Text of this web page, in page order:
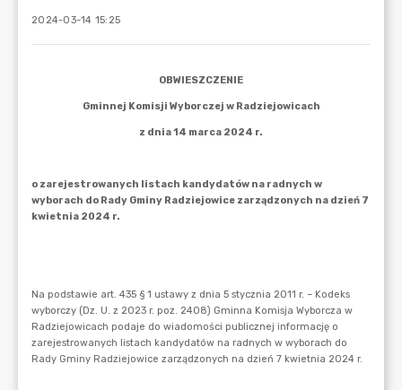
2024-03-14 15:25